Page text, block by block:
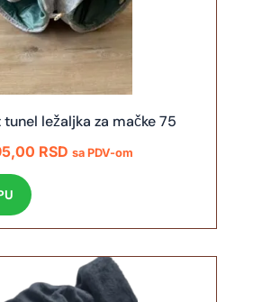
ležaljka za mačke 75
RSD sa PDV-om